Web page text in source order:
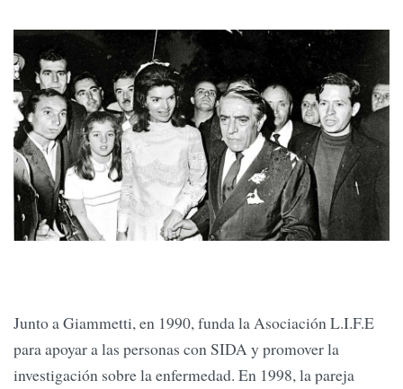
Junto a Giammetti, en 1990, funda la Asociación L.I.F.E
para apoyar a las personas con SIDA y promover la
investigación sobre la enfermedad. En 1998, la pareja